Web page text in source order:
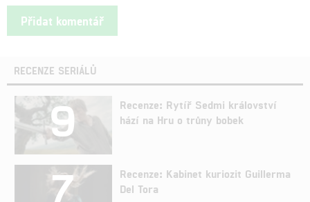
RECENZE SERIÁLŮ
9
Recenze: Rytíř Sedmi království
hází na Hru o trůny bobek
7
Recenze: Kabinet kuriozit Guillerma
Del Tora